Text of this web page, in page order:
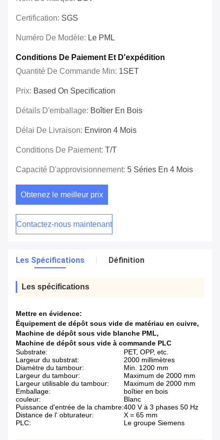
Certification: SGS
Numéro De Modèle: Le PML
Conditions De Paiement Et D'expédition
Quantité De Commande Min: 1SET
Prix: Based On Specification
Détails D'emballage: Boîtier En Bois
Délai De Livraison: Environ 4 Mois
Conditions De Paiement: T/T
Capacité D'approvisionnement: 5 Séries En 4 Mois
Obtenez le meilleur prix
Contactez-nous maintenant
Les Spécifications Définition
Les spécifications
Mettre en évidence:
Équipement de dépôt sous vide de matériau en cuivre,
Machine de dépôt sous vide blanche PML,
Machine de dépôt sous vide à commande PLC
Substrate:
PET, OPP, etc.
Largeur du substrat:
2000 millimètres
Diamètre du tambour:
Min. 1200 mm
Largeur du tambour:
Maximum de 2000 mm
Largeur utilisable du tambour:
Maximum de 2000 mm
Emballage:
boîtier en bois
couleur:
Blanc
Puissance d'entrée de la chambre:400 V à 3 phases 50 Hz
Distance de l' obturateur:
X = 65 mm
PLC:
Le groupe Siemens